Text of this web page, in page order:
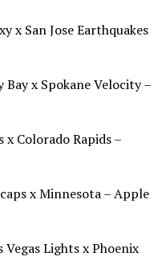
x San Jose Earthquakes
Bay x Spokane Velocity –
Colorado Rapids –
x Minnesota – Apple
Vegas Lights x Phoenix